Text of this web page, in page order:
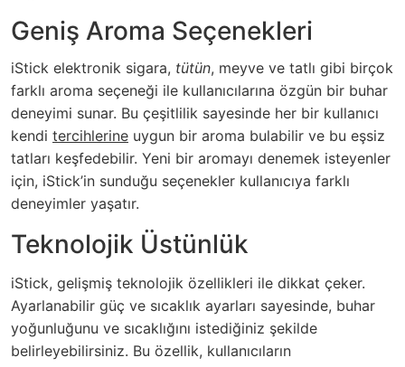
Geniş Aroma Seçenekleri
iStick elektronik sigara, tütün, meyve ve tatlı gibi birçok
farklı aroma seçeneği ile kullanıcılarına özgün bir buhar
deneyimi sunar. Bu çeşitlilik sayesinde her bir kullanıcı
kendi tercihlerine uygun bir aroma bulabilir ve bu eşsiz
tatları keşfedebilir. Yeni bir aromayı denemek isteyenler
için, iStick’in sunduğu seçenekler kullanıcıya farklı
deneyimler yaşatır.
Teknolojik Üstünlük
iStick, gelişmiş teknolojik özellikleri ile dikkat çeker.
Ayarlanabilir güç ve sıcaklık ayarları sayesinde, buhar
yoğunluğunu ve sıcaklığını istediğiniz şekilde
belirleyebilirsiniz. Bu özellik, kullanıcıların